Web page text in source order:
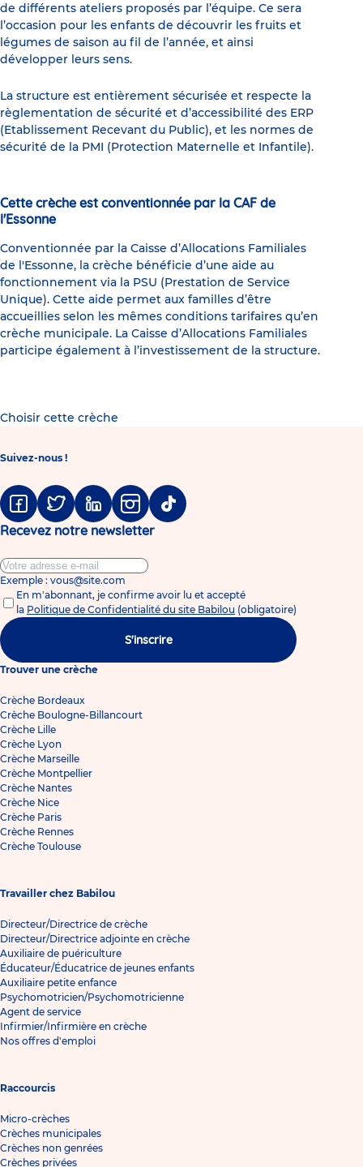
de différents ateliers proposés par l’équipe. Ce sera
l’occasion pour les enfants de découvrir les fruits et
légumes de saison au fil de l’année, et ainsi
développer leurs sens.
La structure est entièrement sécurisée et respecte la
règlementation de sécurité et d’accessibilité des ERP
(Etablissement Recevant du Public), et les normes de
sécurité de la PMI (Protection Maternelle et Infantile).
Cette crèche est conventionnée par la CAF de
l'Essonne
Conventionnée par la Caisse d’Allocations Familiales
de l'Essonne, la crèche bénéficie d’une aide au
fonctionnement via la PSU (Prestation de Service
Unique). Cette aide permet aux familles d’être
accueillies selon les mêmes conditions tarifaires qu’en
crèche municipale. La Caisse d’Allocations Familiales
participe également à l’investissement de la structure.
Choisir cette crèche
Suivez-nous !
FacebookTwitter LinkedinInstagramTiktok
Recevez notre newsletter
Exemple : vous@site.com
En m'abonnant, je confirme avoir lu et accepté
la Politique de Confidentialité du site Babilou (obligatoire)
S'inscrire
Trouver une crèche
Crèche Bordeaux
Crèche Boulogne-Billancourt
Crèche Lille
Crèche Lyon
Crèche Marseille
Crèche Montpellier
Crèche Nantes
Crèche Nice
Crèche Paris
Crèche Rennes
Crèche Toulouse
Travailler chez Babilou
Directeur/Directrice de crèche
Directeur/Directrice adjointe en crèche
Auxiliaire de puériculture
Éducateur/Éducatrice de jeunes enfants
Auxiliaire petite enfance
Psychomotricien/Psychomotricienne
Agent de service
Infirmier/Infirmière en crèche
Nos offres d'emploi
Raccourcis
Micro-crèches
Crèches municipales
Crèches non genrées
Crèches privées